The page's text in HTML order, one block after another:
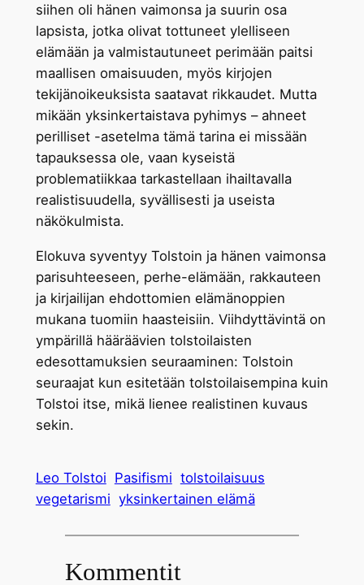
siihen oli hänen vaimonsa ja suurin osa
lapsista, jotka olivat tottuneet ylelliseen
elämään ja valmistautuneet perimään paitsi
maallisen omaisuuden, myös kirjojen
tekijänoikeuksista saatavat rikkaudet. Mutta
mikään yksinkertaistava pyhimys – ahneet
perilliset -asetelma tämä tarina ei missään
tapauksessa ole, vaan kyseistä
problematiikkaa tarkastellaan ihailtavalla
realistisuudella, syvällisesti ja useista
näkökulmista.
Elokuva syventyy Tolstoin ja hänen vaimonsa
parisuhteeseen, perhe-elämään, rakkauteen
ja kirjailijan ehdottomien elämänoppien
mukana tuomiin haasteisiin. Viihdyttävintä on
ympärillä hääräävien tolstoilaisten
edesottamuksien seuraaminen: Tolstoin
seuraajat kun esitetään tolstoilaisempina kuin
Tolstoi itse, mikä lienee realistinen kuvaus
sekin.
Leo Tolstoi Pasifismi tolstoilaisuus
vegetarismi yksinkertainen elämä
Kommentit